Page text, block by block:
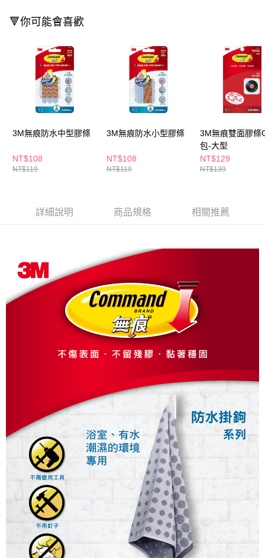
３．收到繳費通知簡訊後14天內，點擊此簡訊中的連結，可透過四大超商／
購買商品的店家。未經商家同意取消之訂單仍視為有效，需透過AFTEE先享
後付繳納相關費用。
※ 交易是否成功請以「AFTEE先享後付 」之結帳頁面顯示為準，若有關於
是否繳費成功／繳費後需取消欲退款等相關疑問，請聯繫「AFTEE先享後付
客戶支援中心」
https://netprotections.freshdesk.com/support/home
易，需依本服務之必要範圍內提供個人資料，並將交易相關給付款項請求債
２．關於個人資料處理事宜，請瀏覽以下網址：
https://aftee.tw/terms/#terms3
４．使用「AFTEE先享後付」時，將依據個別帳號之用戶狀況，依本公司即
恩沛科技股份有限公司將有權停止該用戶之使用額度並採取法律行動。
每筆NT$65，滿NT$390(含以上)免運費
每筆NT$65，滿NT$490(含以上)免運費
付款後萊爾富取貨
每筆NT$65，滿NT$490(含以上)免運費
7-11取貨付款
每筆NT$65，滿NT$490(含以上)免運費
每筆NT$65，滿NT$490(含以上)免運費
🔻你可能會喜歡
3M無痕防水中型膠條
NT$108
NT$119
3M無痕防水小型膠條
NT$108
NT$119
3M無痕雙面膠條
包-大型
NT$129
NT$139
詳細說明 商品規格 相關推薦